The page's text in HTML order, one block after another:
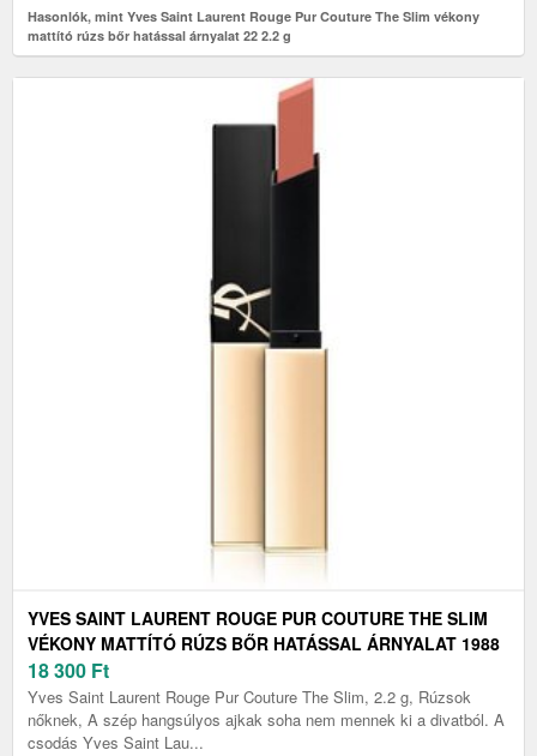
Hasonlók, mint Yves Saint Laurent Rouge Pur Couture The Slim vékony
mattító rúzs bőr hatással árnyalat 22 2.2 g
YVES SAINT LAURENT ROUGE PUR COUTURE THE SLIM
VÉKONY MATTÍTÓ RÚZS BŐR HATÁSSAL ÁRNYALAT 1988
2.2 G
18 300 Ft
Yves Saint Laurent Rouge Pur Couture The Slim, 2.2 g, Rúzsok
nőknek, A szép hangsúlyos ajkak soha nem mennek ki a divatból. A
csodás Yves Saint Lau...